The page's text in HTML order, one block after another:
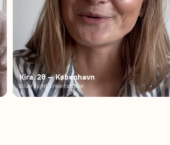
Kira, 28 — København
Blue Light Enkeltstyrke